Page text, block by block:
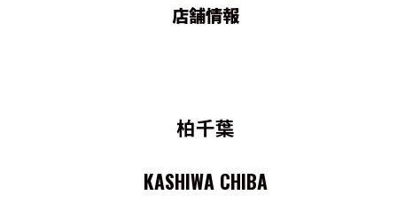
店舗情報
柏千葉
KASHIWA CHIBA